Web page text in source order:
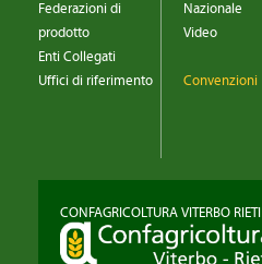
Federazioni di
prodotto
Enti Collegati
Uffici di riferimento
Nazionale
Video
Convenzioni
CONFAGRICOLTURA VITERBO RIETI